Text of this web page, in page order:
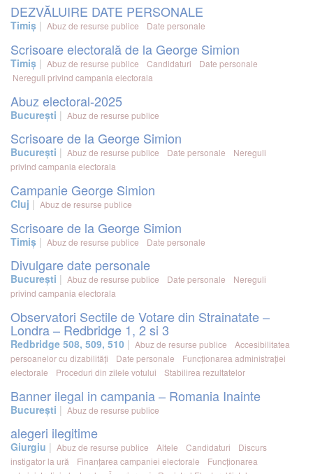
DEZVĂLUIRE DATE PERSONALE
Timiș Abuz de resurse publice Date personale
Scrisoare electorală de la George Simion
Timiș Abuz de resurse publice Candidaturi
Date personale
Nereguli privind campania electorala
Abuz electoral-2025
București Abuz de resurse publice
Scrisoare de la George Simion
București Abuz de resurse publice Date personale
Nereguli
privind campania electorala
Campanie George Simion
Cluj Abuz de resurse publice
Scrisoare de la George Simion
Timiș Abuz de resurse publice Date personale
Divulgare date personale
București Abuz de resurse publice Date personale
Nereguli
privind campania electorala
Observatori Sectile de Votare din Strainatate –
Londra – Redbridge 1, 2 si 3
Redbridge 508, 509, 510 Abuz de resurse publice
Accesibilitatea
persoanelor cu dizabilități
Date personale
Funcționarea administrației
electorale
Proceduri din zilele votului Stabilirea rezultatelor
Banner ilegal in campania – Romania Inainte
București Abuz de resurse publice
alegeri ilegitime
Giurgiu Abuz de resurse publice Altele Candidaturi
Discurs
instigator la ură
Finanțarea campaniei electorale
Funcționarea